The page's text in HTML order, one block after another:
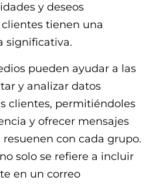
y deseos
tienen una
significativa.
pueden ayudar a las
y analizar datos
clientes, permitiéndoles
y ofrecer mensajes
con cada grupo.
solo se refiere a incluir
en un correo